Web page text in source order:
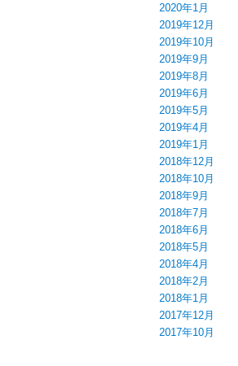
2020年1月
2019年12月
2019年10月
2019年9月
2019年8月
2019年6月
2019年5月
2019年4月
2019年1月
2018年12月
2018年10月
2018年9月
2018年7月
2018年6月
2018年5月
2018年4月
2018年2月
2018年1月
2017年12月
2017年10月